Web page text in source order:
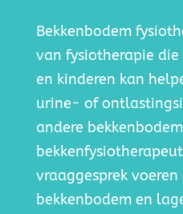
Bekkenbodem
van fysiotherapie
en kinderen kan
urine- of
andere
vraaggesprek
bekkenbodem en